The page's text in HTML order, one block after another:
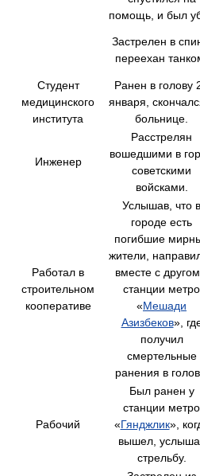
помощь, и был
Застрелен в
переехан
Студент
медицинского
института
Ранен в голову
января,
больнице.
Инженер
Расстрелян
вошедшими в
советскими
войсками.
Работал в
строительном
кооперативе
Услышав, что в
городе есть
погибшие
жители,
вместе с
станции метро
«Мешади
Азизбеков»,
получил
смертельные
ранения в
Рабочий
Был ранен у
станции метро
«Гянджлик»,
вышел,
стрельбу.